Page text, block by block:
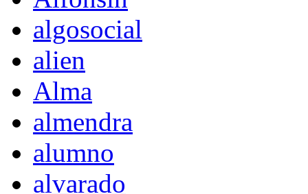
algosocial
alien
Alma
almendra
alumno
alvarado